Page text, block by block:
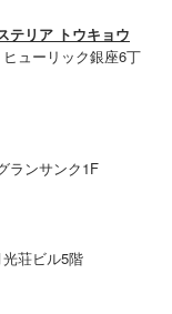
テリア トウキョウ
ューリック銀座6丁
ランサンク1F
荘ビル5階